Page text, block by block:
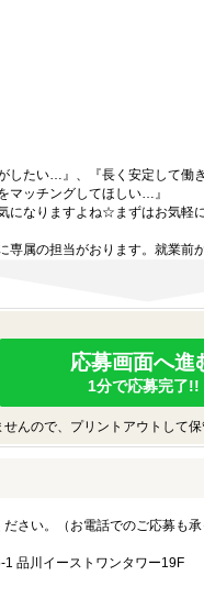
したい…』、『長く安定して
マッチングしてほしい…』
になりますよね☆まずはお気軽
専属の担当がおります。就業前
応募画面へ進
1分で応募完了!!
んので、プリントアウトして保
ださい。（お電話でのご応募も
1 品川イーストワンタワー19F